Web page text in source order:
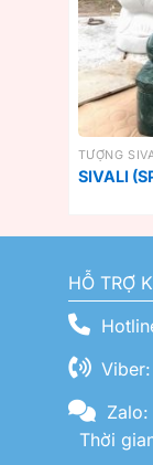
TƯỢNG
SIVALI
HỖ TRỢ
Zalo:
Thời